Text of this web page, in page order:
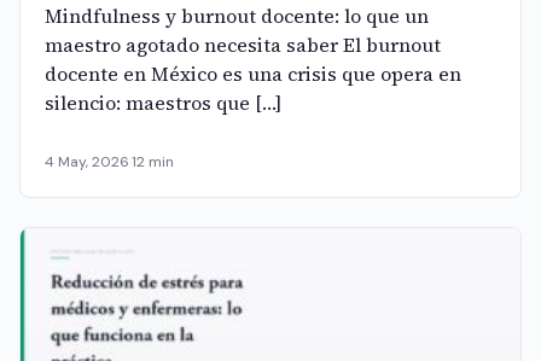
Mindfulness y burnout docente: lo que un
maestro agotado necesita saber El burnout
docente en México es una crisis que opera en
silencio: maestros que […]
4 May, 202612 min